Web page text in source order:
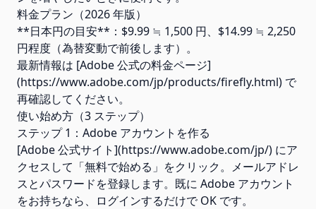
料金プラン（2026 年版）
**日本円の目安**：$9.99 ≒ 1,500 円、$14.99 ≒ 2,250
円程度（為替変動で前後します）。
最新情報は [Adobe 公式の料金ページ]
(https://www.adobe.com/jp/products/firefly.html) で
再確認してください。
使い始め方（3 ステップ）
ステップ 1：Adobe アカウントを作る
[Adobe 公式サイト](https://www.adobe.com/jp/) にア
クセスして「無料で始める」をクリック。メールアドレ
スとパスワードを登録します。既に Adobe アカウント
をお持ちなら、ログインするだけで OK です。